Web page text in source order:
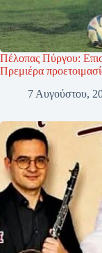
Πέλοπας Πύργου:
Πρεμιέρα
7 Αυγούστου,